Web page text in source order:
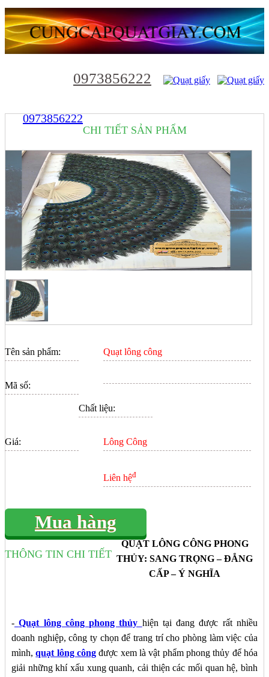
0973856222
0973856222
CHI TIẾT SẢN PHẨM
Tên sản phẩm: Quạt lông công
Mã số:
Chất liệu:
Lông Công
Giá:
Liên hệđ
Mua hàng
THÔNG TIN CHI TIẾT
QUẠT LÔNG CÔNG PHONG
THỦY: SANG TRỌNG – ĐẲNG
CẤP – Ý NGHĨA
- Quạt lông công phong thủy hiện tại đang được rất nhiều
doanh nghiệp, công ty chọn để trang trí cho phòng làm việc của
mình,quạt lông công được xem là vật phẩm phong thủy để hóa
giải những khí xấu xung quanh, cải thiện các mối quan hệ, bình